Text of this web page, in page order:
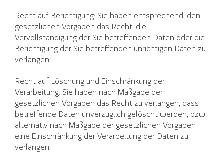
Recht auf Berichtigung: Sie haben entsprechend. den
gesetzlichen Vorgaben das Recht, die
Vervollständigung der Sie betreffenden Daten oder die
Berichtigung der Sie betreffenden unrichtigen Daten zu
verlangen.
Recht auf Löschung und Einschränkung der
Verarbeitung: Sie haben nach Maßgabe der
gesetzlichen Vorgaben das Recht zu verlangen, dass
betreffende Daten unverzüglich gelöscht werden, bzw.
alternativ nach Maßgabe der gesetzlichen Vorgaben
eine Einschränkung der Verarbeitung der Daten zu
verlangen.